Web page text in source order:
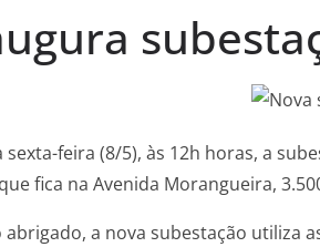
feira (8/5), às 12h horas, a
fica na Avenida Morangueira,
a nova subestação utiliza